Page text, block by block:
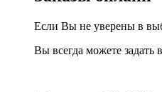
Если Вы не уверены в
Вы всегда можете задать